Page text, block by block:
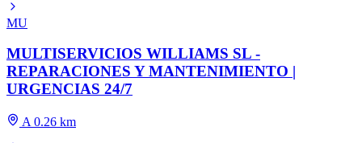
MU
MULTISERVICIOS WILLIAMS SL -
REPARACIONES Y MANTENIMIENTO |
URGENCIAS 24/7
A 0.26 km